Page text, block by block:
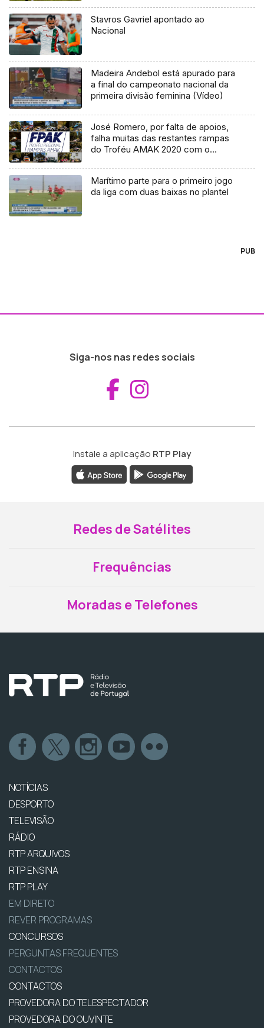
Stavros Gavriel apontado ao
Nacional
Madeira Andebol está apurado para
a final do campeonato nacional da
primeira divisão feminina (Vídeo)
José Romero, por falta de apoios,
falha muitas das restantes rampas
do Troféu AMAK 2020 com o
Marítimo parte para o primeiro jogo
da liga com duas baixas no plantel
PUB
Siga-nos nas redes sociais
Aceder ao
Instale a aplicação RTP Play
Redes de Satélites
Frequências
Moradas e Telefones
NOTÍCIAS
DESPORTO
TELEVISÃO
RÁDIO
RTP ARQUIVOS
RTP ENSINA
RTP PLAY
EM DIRETO
REVER PROGRAMAS
CONCURSOS
PERGUNTAS FREQUENTES
CONTACTOS
CONTACTOS
PROVEDORA DO TELESPECTADOR
PROVEDORA DO OUVINTE